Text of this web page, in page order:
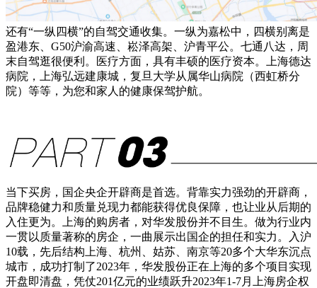
还有“一纵四横”的自驾交通收集。一纵为嘉松中，四横别离是
盈港东、G50沪渝高速、崧泽高架、沪青平公。七通八达，周
末自驾逛很便利。医疗方面，具有丰硕的医疗资本。上海德达
病院，上海弘远建康城，复旦大学从属华山病院（西虹桥分
院）等等，为您和家人的健康保驾护航。
当下买房，国企央企开辟商是首选。背靠实力强劲的开辟商，
品牌稳健力和质量兑现力都能获得优良保障，也让业从后期的
入住更为。上海的购房者，对华发股份并不目生。做为行业内
一贯以质量著称的房企，一曲展示出国企的担任和实力。入沪
10载，先后结构上海、杭州、姑苏、南京等20多个大华东沉点
城市，成功打制了2023年，华发股份正在上海的多个项目实现
开盘即清盘，凭仗201亿元的业绩跃升2023年1-7月上海房企权